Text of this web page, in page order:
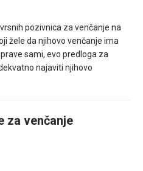
pozivnica za venčanje na
žele da njihovo venčanje ima
sami, evo predloga za
najaviti njihovo
za venčanje